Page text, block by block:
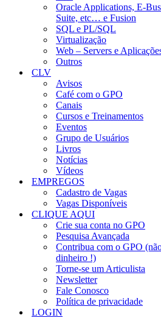
Oracle Applications, E-
Suite, etc… e Fusion
SQL e PL/SQL
Virtualização
Web – Servers e
Outros
CLV
Avisos
Café com o GPO
Canais
Cursos e Treinamentos
Eventos
Grupo de Usuários
Livros
Notícias
Vídeos
EMPREGOS
Cadastro de Vagas
Vagas Disponíveis
CLIQUE AQUI
Crie sua conta no GPO
Pesquisa Avançada
Contribua com o GPO
dinheiro !)
Torne-se um Articulista
Newsletter
Fale Conosco
Política de privacidade
LOGIN